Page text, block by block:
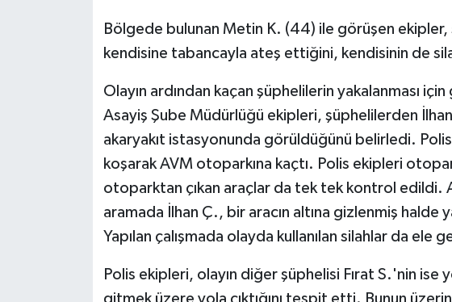
Bölgede bulunan Metin K. (44) ile görüşen ekipler,
kendisine tabancayla ateş ettiğini, kendisinin de
Olayın ardından kaçan şüphelilerin yakalanması
Asayiş Şube Müdürlüğü ekipleri, şüphelilerden
akaryakıt istasyonunda görüldüğünü belirledi.
koşarak AVM otoparkına kaçtı. Polis ekipleri
otoparktan çıkan araçlar da tek tek kontrol edildi.
aramada İlhan Ç., bir aracın altına gizlenmiş halde
Yapılan çalışmada olayda kullanılan silahlar da ele
Polis ekipleri, olayın diğer şüphelisi Fırat S.'nin
gitmek üzere yola çıktığını tespit etti. Bunun